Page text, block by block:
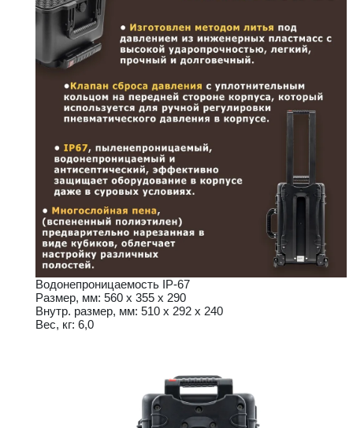
Водонепроницаемость IP-67
Размер, мм: 560 х 355 х 290
Внутр. размер, мм: 510 x 292 x 240
Вес, кг: 6,0